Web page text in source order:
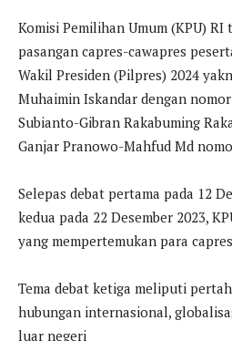
Komisi Pemilihan Umum (KPU)
pasangan capres-cawapres
Wakil Presiden (Pilpres) 2024
Muhaimin Iskandar dengan
Subianto-Gibran Rakabuming
Ganjar Pranowo-Mahfud Md
Selepas debat pertama pada 12
kedua pada 22 Desember 2023,
yang mempertemukan para
Tema debat ketiga meliputi
hubungan internasional,
luar negeri